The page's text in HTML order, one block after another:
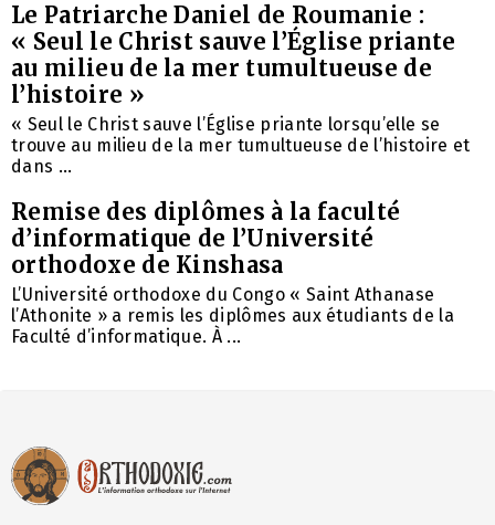
Le Patriarche Daniel de Roumanie :
« Seul le Christ sauve l’Église priante
au milieu de la mer tumultueuse de
l’histoire »
« Seul le Christ sauve l’Église priante lorsqu’elle se
trouve au milieu de la mer tumultueuse de l’histoire et
dans ...
Remise des diplômes à la faculté
d’informatique de l’Université
orthodoxe de Kinshasa
L’Université orthodoxe du Congo « Saint Athanase
l’Athonite » a remis les diplômes aux étudiants de la
Faculté d’informatique. À ...